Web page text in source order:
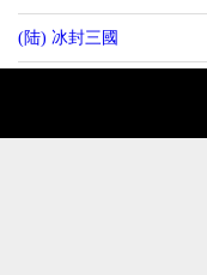
(陆) 冰封三國